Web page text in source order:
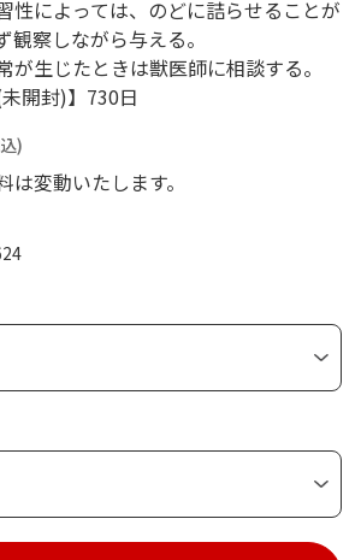
性によっては、のどに詰らせることが
観察しながら与える。
が生じたときは獣医師に相談する。
開封)】730日
)
変動いたします。